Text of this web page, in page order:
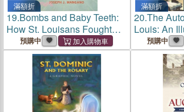
滿額折
19.Bombs and Baby Teeth:
How St. Louisans Fought
Nuclear Power
預購中
滿額折
20.The
Louis: An
Timeline
預購中